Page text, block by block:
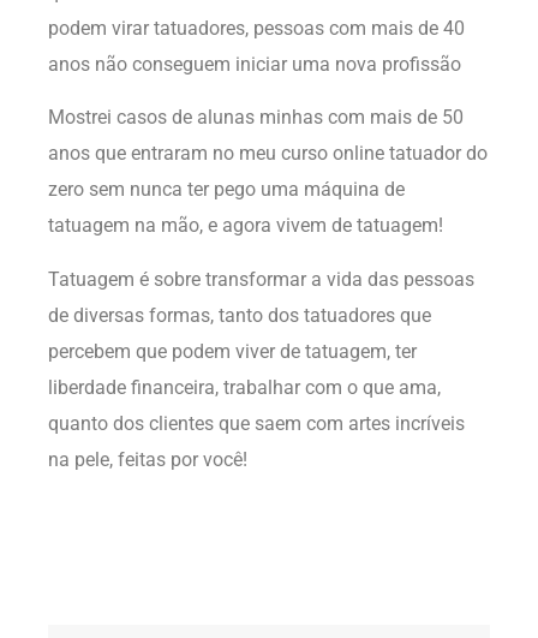
podem virar tatuadores, pessoas com mais de 40
anos não conseguem iniciar uma nova profissão
Mostrei casos de alunas minhas com mais de 50
anos que entraram no meu curso online tatuador do
zero sem nunca ter pego uma máquina de
tatuagem na mão, e agora vivem de tatuagem!
Tatuagem é sobre transformar a vida das pessoas
de diversas formas, tanto dos tatuadores que
percebem que podem viver de tatuagem, ter
liberdade financeira, trabalhar com o que ama,
quanto dos clientes que saem com artes incríveis
na pele, feitas por você!